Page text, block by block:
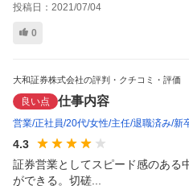
投稿日： 2021/07/04
0
大和証券株式会社の評判・クチコミ・評価
良い点 仕事内容
営業 正社員 20代 女性 主任 退職済み 新
4.3
証券営業としてスピード感のある
ができる。切磋...